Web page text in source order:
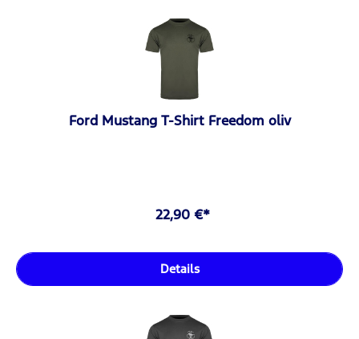
Ford Mustang T-Shirt Freedom oliv
22,90 €*
Details